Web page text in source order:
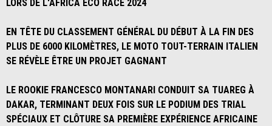
LORS DE L'AFRICA ECO RACE 2024
EN TÊTE DU CLASSEMENT GÉNÉRAL DU DÉBUT À LA FIN DES
PLUS DE 6000 KILOMÈTRES, LE MOTO TOUT-TERRAIN ITALIEN
SE RÉVÈLE ÊTRE UN PROJET GAGNANT
LE ROOKIE FRANCESCO MONTANARI CONDUIT SA TUAREG À
DAKAR, TERMINANT DEUX FOIS SUR LE PODIUM DES TRIAL
SPÉCIAUX ET CLÔTURE SA PREMIÈRE EXPÉRIENCE AFRICAINE